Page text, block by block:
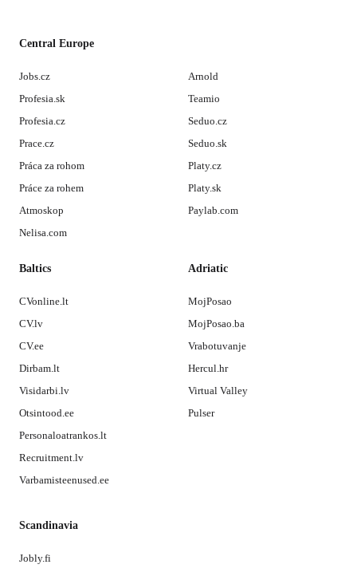
Central Europe
Jobs.cz
Profesia.sk
Profesia.cz
Prace.cz
Práca za rohom
Práce za rohem
Atmoskop
Nelisa.com
Arnold
Teamio
Seduo.cz
Seduo.sk
Platy.cz
Platy.sk
Paylab.com
Baltics
CVonline.lt
CV.lv
CV.ee
Dirbam.lt
Visidarbi.lv
Otsintood.ee
Personaloatrankos.lt
Recruitment.lv
Varbamisteenused.ee
Adriatic
MojPosao
MojPosao.ba
Vrabotuvanje
Hercul.hr
Virtual Valley
Pulser
Scandinavia
Jobly.fi